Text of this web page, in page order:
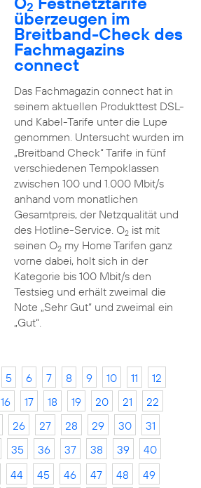
2
überzeugen im
Breitband-Check des
Fachmagazins
connect
Das Fachmagazin connect hat in
seinem aktuellen Produkttest DSL-
und Kabel-Tarife unter die Lupe
genommen. Untersucht wurden im
„Breitband Check“ Tarife in fünf
verschiedenen Tempoklassen
zwischen 100 und 1.000 Mbit/s
anhand vom monatlichen
Gesamtpreis, der Netzqualität und
des Hotline-Service. O2ist mit
seinen O2my Home Tarifen ganz
vorne dabei, holt sich in der
Kategorie bis 100 Mbit/s den
Testsieg und erhält zweimal die
Note „Sehr Gut“ und zweimal ein
„Gut“.
5 6 7 8 9 10 11
12
16 17 18 19 20 21
22
26 27 28 29 30
31
35 36 37 38 39
40
44 45 46 47 48
49